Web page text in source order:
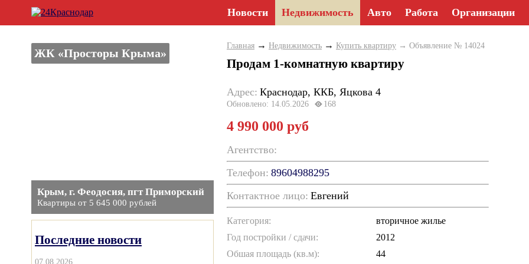
Новости Недвижимость Авто Работа Организации
ЖК «Просторы Крыма»
Крым, г. Феодосия, пгт Приморский
Квартиры от 5 645 000 рублей
Последние новости
07.08.2026
Главная → Недвижимость → Купить квартиру → Объявление № 14024
Продам 1-комнатную квартиру
Адрес: Краснодар, ККБ, Яцкова 4
Обновлено: 14.05.2026 168
4 990 000 руб
Агентство:
Телефон: 89604988295
Контактное лицо: Евгений
Категория:
вторичное жилье
Год постройки / cдачи:
2012
Обшая площадь (кв.м):
44